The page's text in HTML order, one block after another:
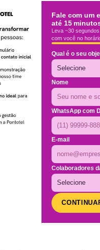
Fale com um
até 15
Leva ~30
com você no
Qual é o seu
Nome
WhatsApp com
E-mail
Colaboradores